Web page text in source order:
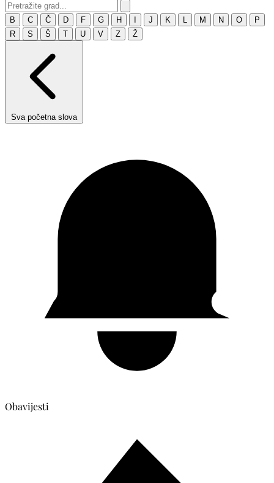
B C Č D F G H J K M N O
P
R
S Š T U V Z Ž
Sva početna slova
Obavijesti